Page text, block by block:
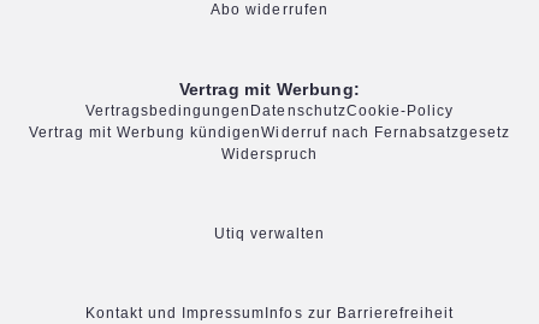
Abo widerrufen
Vertrag mit Werbung:
Vertragsbedingungen DatenschutzCookie-Policy
Vertrag mit Werbung kündigenWiderruf nach Fernabsatzgesetz
Widerspruch
Utiq verwalten
Kontakt und Impressum Infos zur Barrierefreiheit